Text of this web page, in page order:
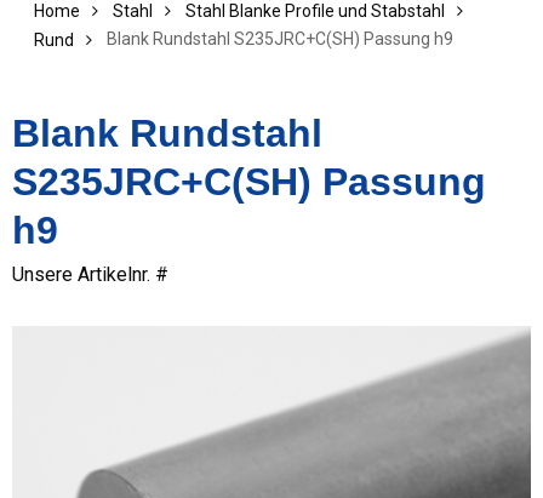
Home Stahl
Stahl Blanke Profile und Stabstahl
Rund
Blank Rundstahl S235JRC+C(SH) Passung h9
Blank Rundstahl
S235JRC+C(SH) Passung
h9
Unsere Artikelnr. #